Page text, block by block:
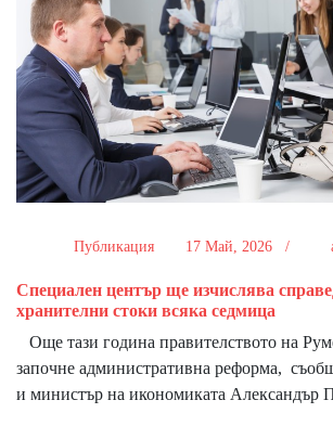
Публикация 17 Май, 2026 /
Специален център ще изчислява
хранителни стоки всяка седмица
Още тази година правителството на
започне административна реформа,
и министър на икономиката Александър